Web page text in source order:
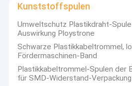
Kunststoffspulen
Umweltschutz Plastikdraht-
Auswirkung Ploystrone
Schwarze Plastikkabeltrommel,
Fördermaschinen-Band
Plastikkabeltrommel-Spulen der
für SMD-Widerstand-Verpackung